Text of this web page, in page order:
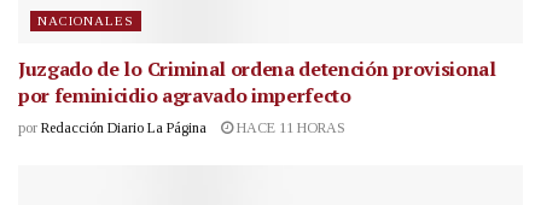
NACIONALES
Juzgado de lo Criminal ordena detención provisional
por feminicidio agravado imperfecto
por Redacción Diario La Página HACE 11 HORAS